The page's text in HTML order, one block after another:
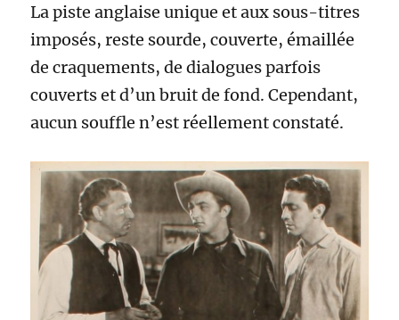
La piste anglaise unique et aux sous-titres
imposés, reste sourde, couverte, émaillée
de craquements, de dialogues parfois
couverts et d’un bruit de fond. Cependant,
aucun souffle n’est réellement constaté.